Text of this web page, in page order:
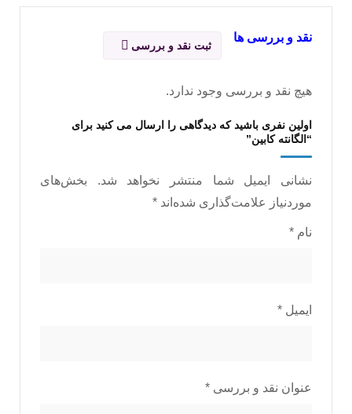
نقد و بررسی ها
ثبت نقد و بررسی
هیچ نقد و بررسی وجود ندارد.
اولین نفری باشید که دیدگاهی را ارسال می کنید برای
“الگانته کابین”
نشانی ایمیل شما منتشر نخواهد شد.
بخش‌های
موردنیاز علامت‌گذاری شده‌اند *
نام *
ایمیل *
عنوان نقد و بررسی *